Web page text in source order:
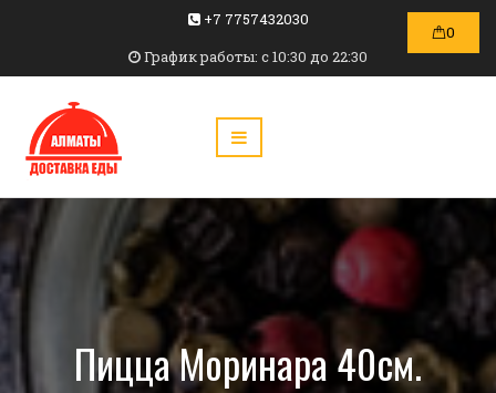
+7 7757432030
График работы: c 10:30 до 22:30
0
Пицца Моринара 40см.